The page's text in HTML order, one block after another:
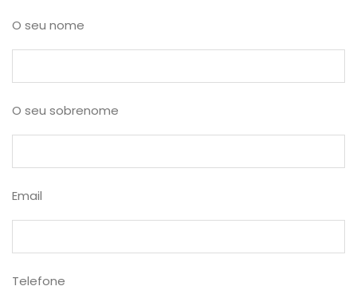
O seu nome
O seu sobrenome
Email
Telefone